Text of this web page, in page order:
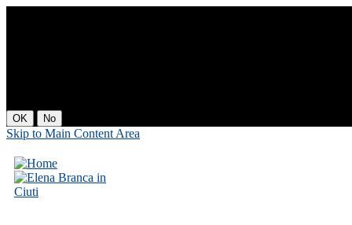
OK No
Skip to Main Content Area